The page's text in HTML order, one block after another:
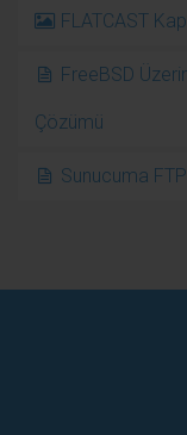
FLATCAST
FreeBSD
Çözümü
Sunucuma